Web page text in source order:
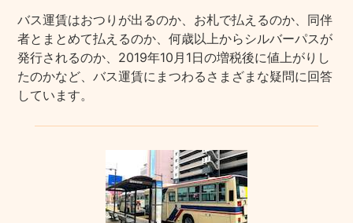
バス運賃はおつりが出るのか、お札で払えるのか、同伴
者とまとめて払えるのか、何歳以上からシルバーパスが
発行されるのか、2019年10月1日の増税後に値上がりし
たのかなど、バス運賃にまつわるさまざまな疑問に回答
しています。